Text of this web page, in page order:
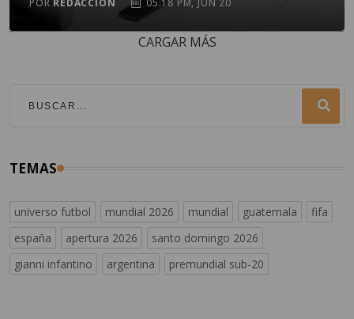
POR REDACCIÓN 05:18 PM, JUN 20
CARGAR MÁS
TEMAS
universo futbol mundial 2026 mundial guatemala
fifa
españa
apertura 2026
santo domingo 2026
gianni infantino
argentina premundial sub-20